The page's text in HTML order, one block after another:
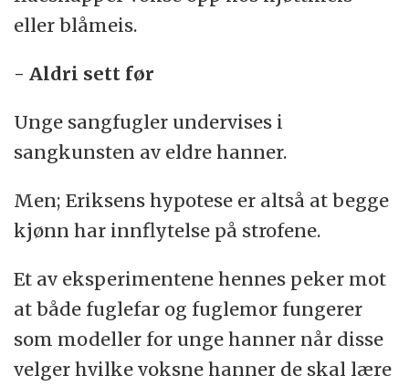
eller blåmeis.
- Aldri sett før
Unge sangfugler undervises i
sangkunsten av eldre hanner.
Men; Eriksens hypotese er altså at begge
kjønn har innflytelse på strofene.
Et av eksperimentene hennes peker mot
at både fuglefar og fuglemor fungerer
som modeller for unge hanner når disse
velger hvilke voksne hanner de skal lære